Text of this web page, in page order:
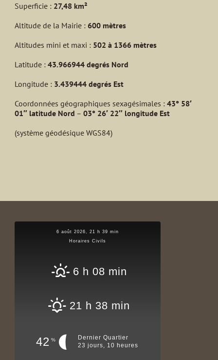
Superficie : 27,48 km²
Altitude de la Mairie : 600 mètres
Altitudes mini et maxi : 502 à 1366 mètres
Latitude : 43.966944 degrés Nord
Longitude : 3.439444 degrés Est
Coordonnées géographiques sexagésimales : 43° 58′
01″ latitude Nord – 03° 26′ 22″ longitude Est
(système géodésique WGS84)
6 août 2026, 21 h 39 min
Horaires Civils
6 h 08 min
21 h 38 min
42 %
Dernier Quartier
23 jours, 10 heures